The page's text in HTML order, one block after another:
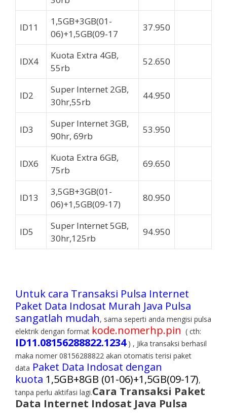
ID11
1,5GB+3GB(01-
06)+1,5GB(09-17
37.950
IDX4
Kuota Extra 4GB,
55rb
52.650
ID2
Super Internet 2GB,
30hr,55rb
44.950
ID3
Super Internet 3GB,
90hr, 69rb
53.950
IDX6
Kuota Extra 6GB,
75rb
69.650
ID13
3,5GB+3GB(01-
06)+1,5GB(09-17)
80.950
ID5
Super Internet 5GB,
30hr,125rb
94.950
Untuk cara Transaksi Pulsa Internet
Paket Data Indosat Murah Java Pulsa
sangatlah mudah, sama seperti anda mengisi pulsa
elektrik dengan format kode.nomerhp.pin ( cth:
ID11.08156288822.1234) , Jika transaksi berhasil
maka nomer 08156288822 akan otomatis terisi paket
data Paket Data Indosat dengan
kuota 1,5GB+8GB (01-06)+1,5GB(09-17),
tanpa perlu aktifasi lagi.Cara Transaksi Paket
Data Internet Indosat Java Pulsa